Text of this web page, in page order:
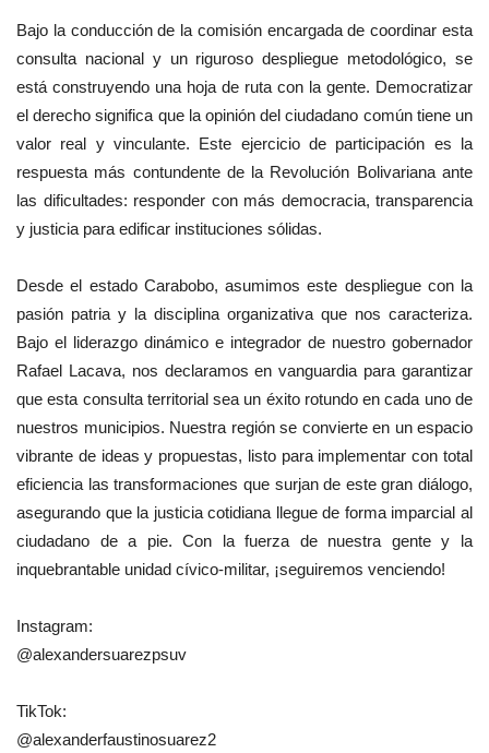
Bajo la conducción de la comisión encargada de coordinar esta
consulta nacional y un riguroso despliegue metodológico, se
está construyendo una hoja de ruta con la gente. Democratizar
el derecho significa que la opinión del ciudadano común tiene un
valor real y vinculante. Este ejercicio de participación es la
respuesta más contundente de la Revolución Bolivariana ante
las dificultades: responder con más democracia, transparencia
y justicia para edificar instituciones sólidas.
Desde el estado Carabobo, asumimos este despliegue con la
pasión patria y la disciplina organizativa que nos caracteriza.
Bajo el liderazgo dinámico e integrador de nuestro gobernador
Rafael Lacava, nos declaramos en vanguardia para garantizar
que esta consulta territorial sea un éxito rotundo en cada uno de
nuestros municipios. Nuestra región se convierte en un espacio
vibrante de ideas y propuestas, listo para implementar con total
eficiencia las transformaciones que surjan de este gran diálogo,
asegurando que la justicia cotidiana llegue de forma imparcial al
ciudadano de a pie. Con la fuerza de nuestra gente y la
inquebrantable unidad cívico-militar, ¡seguiremos venciendo!
Instagram:
@alexandersuarezpsuv
TikTok:
@alexanderfaustinosuarez2